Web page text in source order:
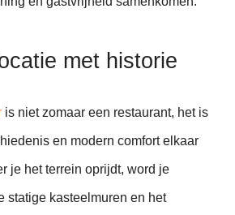
met historie
is niet zomaar een restaurant, het is
en modern comfort elkaar
je het terrein oprijdt, word je
statige kasteelmuren en het